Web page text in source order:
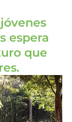
espera
que